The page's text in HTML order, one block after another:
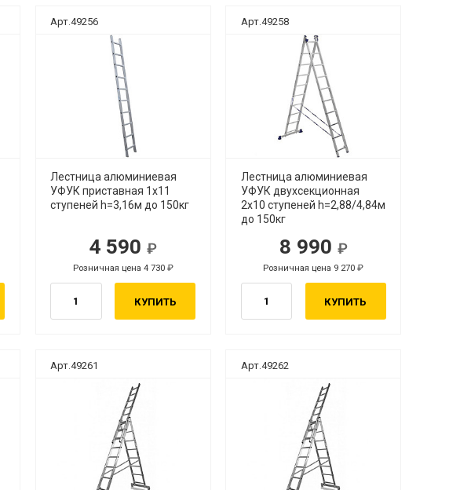
Арт.49256
Лестница алюминиевая
УФУК приставная 1х11
ступеней h=3,16м до 150кг
4 590
Розничная цена 4 730
КУПИТЬ
Арт.49258
Лестница алюминиевая
УФУК двухсекционная
2х10 ступеней h=2,88/4,84м
до 150кг
8 990
Розничная цена 9 270
КУПИТЬ
Арт.49261 Арт.49262